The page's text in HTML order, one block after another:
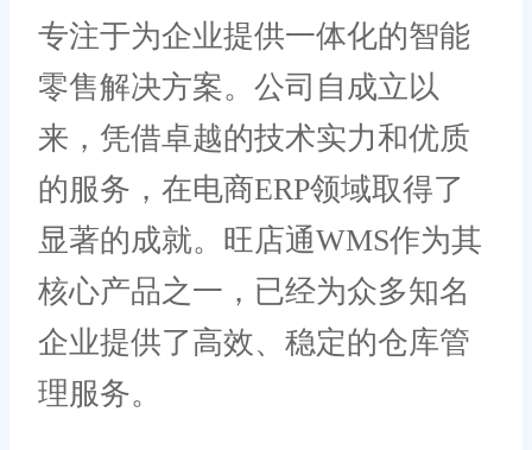
专注于为企业提供一体化的智能
零售解决方案。公司自成立以
来，凭借卓越的技术实力和优质
的服务，在电商ERP领域取得了
显著的成就。旺店通WMS作为其
核心产品之一，已经为众多知名
企业提供了高效、稳定的仓库管
理服务。